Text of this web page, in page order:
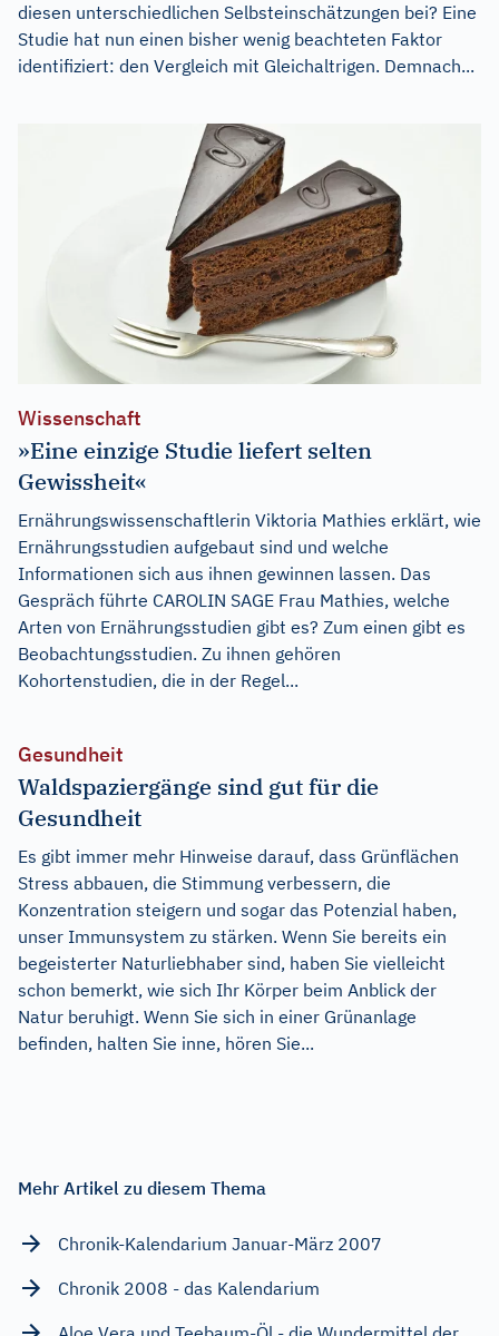
diesen unterschiedlichen Selbsteinschätzungen bei? Eine
Studie hat nun einen bisher wenig beachteten Faktor
identifiziert: den Vergleich mit Gleichaltrigen. Demnach...
Wissenschaft
»Eine einzige Studie liefert selten
Gewissheit«
Ernährungswissenschaftlerin Viktoria Mathies erklärt, wie
Ernährungsstudien aufgebaut sind und welche
Informationen sich aus ihnen gewinnen lassen. Das
Gespräch führte CAROLIN SAGE Frau Mathies, welche
Arten von Ernährungsstudien gibt es? Zum einen gibt es
Beobachtungsstudien. Zu ihnen gehören
Kohortenstudien, die in der Regel...
Gesundheit
Waldspaziergänge sind gut für die
Gesundheit
Es gibt immer mehr Hinweise darauf, dass Grünflächen
Stress abbauen, die Stimmung verbessern, die
Konzentration steigern und sogar das Potenzial haben,
unser Immunsystem zu stärken. Wenn Sie bereits ein
begeisterter Naturliebhaber sind, haben Sie vielleicht
schon bemerkt, wie sich Ihr Körper beim Anblick der
Natur beruhigt. Wenn Sie sich in einer Grünanlage
befinden, halten Sie inne, hören Sie...
Mehr Artikel zu diesem Thema
Chronik-Kalendarium Januar-März 2007
Chronik 2008 - das Kalendarium